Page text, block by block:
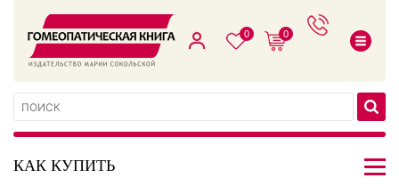
0 0
КАК КУПИТЬ